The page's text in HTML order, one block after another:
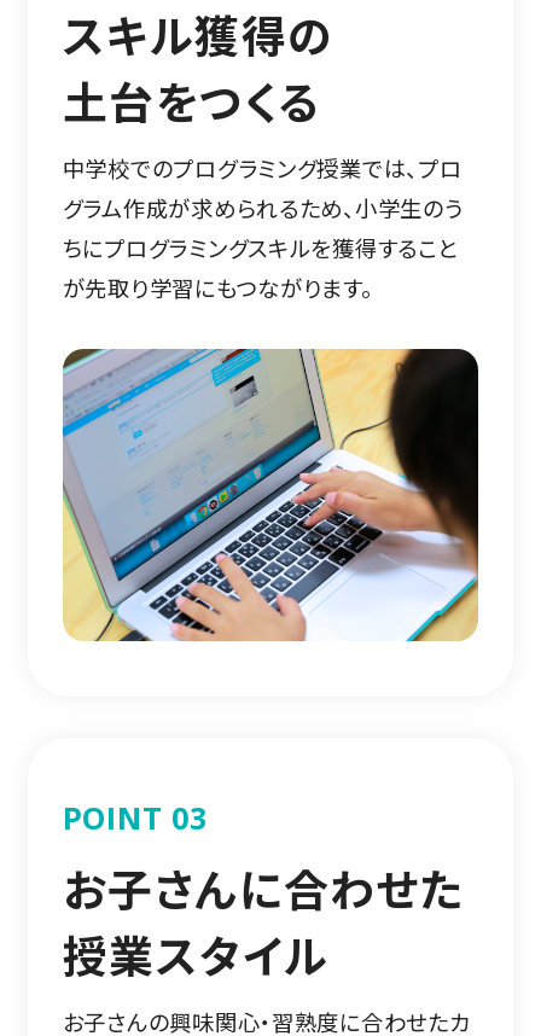
スキル獲得の
土台をつくる
中学校でのプログラミング授業では、プロ
グラム作成が求められるため、小学生のう
ちにプログラミングスキルを獲得すること
が先取り学習にもつながります。
POINT 03
お子さんに合わせた
授業スタイル
お子さんの興味関心・習熟度に合わせたカ